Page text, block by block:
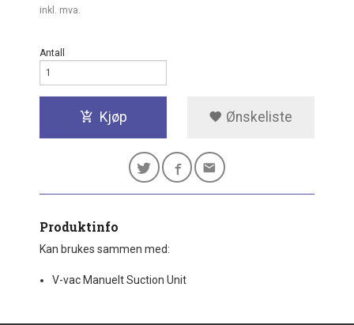
inkl. mva.
Antall
Kjøp Ønskeliste
Produktinfo
Kan brukes sammen med:
V-vac Manuelt Suction Unit